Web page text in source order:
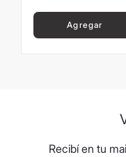
Agregar
Recibí en tu